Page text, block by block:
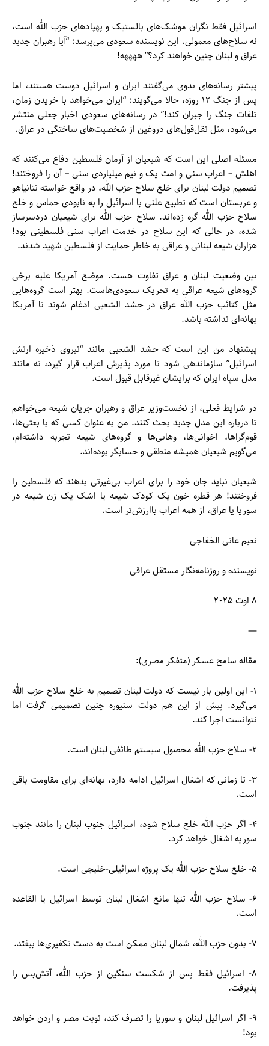
اسرائیل فقط نگران موشک‌های بالستیک و پهپادهای حزب الله است،
نه سلاح‌های معمولی. این نویسنده سعودی می‌پرسد: “آیا رهبران جدید
عراق و لبنان چنین خواهند کرد؟” ههههه!
پیشتر رسانه‌های بدوی می‌گفتند ایران و اسرائیل دوست هستند، اما
پس از جنگ ۱۲ روزه، حالا می‌گویند: “ایران می‌خواهد با خریدن زمان،
تلفات جنگ را جبران کند!” در رسانه‌های سعودی اخبار جعلی منتشر
می‌شود، مثل نقل‌قول‌های دروغین از شخصیت‌های ساختگی در عراق.
مسئله اصلی این است که شیعیان از آرمان فلسطین دفاع می‌کنند که
اهلش – اعراب سنی و امت یک و نیم میلیاردی سنی – آن را فروختند!
تصمیم دولت لبنان برای خلع سلاح حزب الله، در واقع خواسته نتانیاهو
و عربستان است که تطبیع علنی با اسرائیل را به نابودی حماس و خلع
سلاح حزب الله گره زده‌اند. سلاح حزب الله برای شیعیان دردسرساز
شده، در حالی که این سلاح در خدمت اعراب سنی فلسطینی بود!
هزاران شیعه لبنانی و عراقی به خاطر حمایت از فلسطین شهید شدند.
بین وضعیت لبنان و عراق تفاوت هست. موضع آمریکا علیه برخی
گروه‌های شیعه عراقی به تحریک سعودی‌هاست. بهتر است گروه‌هایی
مثل کتائب حزب الله عراق در حشد الشعبی ادغام شوند تا آمریکا
بهانه‌ای نداشته باشد.
پیشنهاد من این است که حشد الشعبی مانند “نیروی ذخیره ارتش
اسرائیل” سازماندهی شود تا مورد پذیرش اعراب قرار گیرد، نه مانند
مدل سپاه ایران که برایشان غیرقابل قبول است.
در شرایط فعلی، از نخست‌وزیر عراق و رهبران جریان شیعه می‌خواهم
تا درباره این مدل جدید بحث کنند. من به عنوان کسی که با بعثی‌ها،
قوم‌گراها، اخوانی‌ها، وهابی‌ها و گروه‌های شیعه تجربه داشته‌ام،
می‌گویم شیعیان همیشه منطقی و حسابگر بوده‌اند.
شیعیان نباید جان خود را برای اعراب بی‌غیرتی بدهند که فلسطین را
فروختند! هر قطره خون یک کودک شیعه یا اشک یک زن شیعه در
سوریا یا عراق، از همه اعراب باارزش‌تر است.
نعیم عاتی الخفاجی
نویسنده و روزنامه‌نگار مستقل عراقی
۸ اوت ۲۰۲۵
—
مقاله سامح عسکر (متفکر مصری):
۱- این اولین بار نیست که دولت لبنان تصمیم به خلع سلاح حزب الله
می‌گیرد. پیش از این هم دولت سنیوره چنین تصمیمی گرفت اما
نتوانست اجرا کند.
۲- سلاح حزب الله محصول سیستم طائفی لبنان است.
۳- تا زمانی که اشغال اسرائیل ادامه دارد، بهانه‌ای برای مقاومت باقی
است.
۴- اگر حزب الله خلع سلاح شود، اسرائیل جنوب لبنان را مانند جنوب
سوریه اشغال خواهد کرد.
۵- خلع سلاح حزب الله یک پروژه اسرائیلی-خلیجی است.
۶- سلاح حزب الله تنها مانع اشغال لبنان توسط اسرائیل یا القاعده
است.
۷- بدون حزب الله، شمال لبنان ممکن است به دست تکفیری‌ها بیفتد.
۸- اسرائیل فقط پس از شکست سنگین از حزب الله، آتش‌بس را
پذیرفت.
۹- اگر اسرائیل لبنان و سوریا را تصرف کند، نوبت مصر و اردن خواهد
بود!